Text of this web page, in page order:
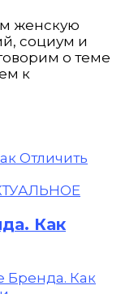
женскую
социум и
о теме
к
Как